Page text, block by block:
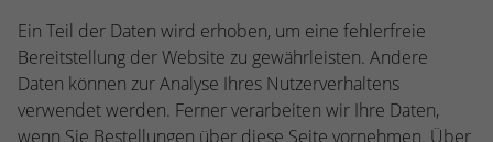
Ein Teil der Daten wird erhoben, um eine fehlerfreie
Bereitstellung der Website zu gewährleisten. Andere
Daten können zur Analyse Ihres Nutzerverhaltens
verwendet werden. Ferner verarbeiten wir Ihre Daten,
wenn Sie Bestellungen über diese Seite vornehmen. Über